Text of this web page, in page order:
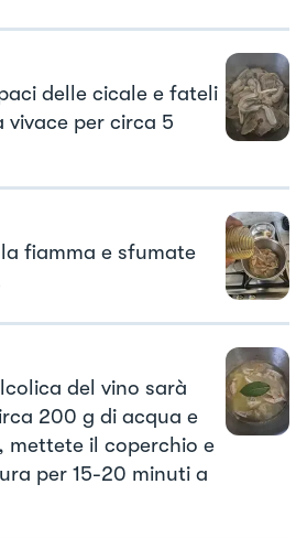
delle cicale e fateli
vivace per circa 5
fiamma e sfumate
del vino sarà
200 g di acqua e
mettete il coperchio e
per 15-20 minuti a